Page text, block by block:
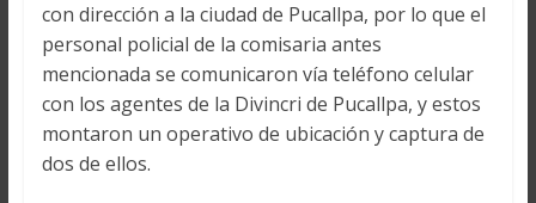
con dirección a la ciudad de Pucallpa, por lo que el
personal policial de la comisaria antes
mencionada se comunicaron vía teléfono celular
con los agentes de la Divincri de Pucallpa, y estos
montaron un operativo de ubicación y captura de
dos de ellos.